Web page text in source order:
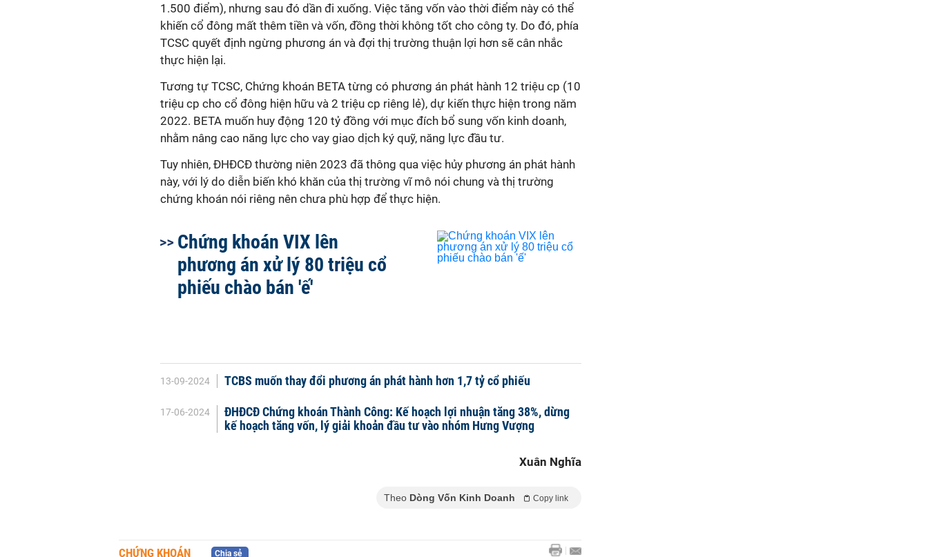
1.500 điểm), nhưng sau đó dần đi xuống. Việc tăng vốn vào thời điểm này có thể
khiến cổ đông mất thêm tiền và vốn, đồng thời không tốt cho công ty. Do đó, phía
TCSC quyết định ngừng phương án và đợi thị trường thuận lợi hơn sẽ cân nhắc
thực hiện lại.
Tương tự TCSC, Chứng khoán BETA từng có phương án phát hành 12 triệu cp (10
triệu cp cho cổ đông hiện hữu và 2 triệu cp riêng lẻ), dự kiến thực hiện trong năm
2022. BETA muốn huy động 120 tỷ đồng với mục đích bổ sung vốn kinh doanh,
nhằm nâng cao năng lực cho vay giao dịch ký quỹ, năng lực đầu tư.
Tuy nhiên, ĐHĐCĐ thường niên 2023 đã thông qua việc hủy phương án phát hành
này, với lý do diễn biến khó khăn của thị trường vĩ mô nói chung và thị trường
chứng khoán nói riêng nên chưa phù hợp để thực hiện.
Chứng khoán VIX lên
phương án xử lý 80 triệu cổ
phiếu chào bán 'ế'
13-09-2024 TCBS muốn thay đổi phương án phát hành hơn 1,7 tỷ cổ phiếu
17-06-2024
ĐHĐCĐ Chứng khoán Thành Công: Kế hoạch lợi nhuận tăng 38%, dừng
kế hoạch tăng vốn, lý giải khoản đầu tư vào nhóm Hưng Vượng
Xuân Nghĩa
Theo Dòng Vốn Kinh Doanh Copy link
CHỨNG KHOÁN Chia sẻ